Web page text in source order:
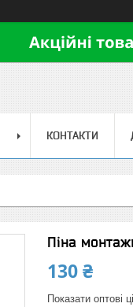
КОНТАКТИ
Піна
130 ₴
Показати оптові